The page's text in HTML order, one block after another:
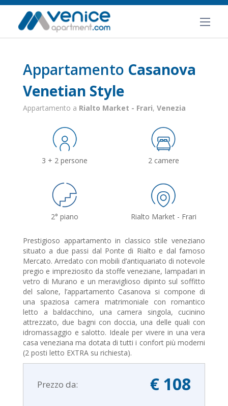
Appartamento Casanova
Venetian Style
Appartamento a Rialto Market - Frari, Venezia
3 + 2 persone 2 camere
2° piano Rialto Market - Frari
Prestigioso appartamento in classico stile veneziano
situato a due passi dal Ponte di Rialto e dal famoso
Mercato. Arredato con mobili d’antiquariato di notevole
pregio e impreziosito da stoffe veneziane, lampadari in
vetro di Murano e un meraviglioso dipinto sul soffitto
del salone, l’appartamento Casanova si compone di
una spaziosa camera matrimoniale con romantico
letto a baldacchino, una camera singola, cucinino
attrezzato, due bagni con doccia, una delle quali con
idromassaggio e salotto. Ideale per vivere in una vera
casa veneziana ma dotata di tutti i confort più moderni
(2 posti letto EXTRA su richiesta).
Prezzo da: € 108